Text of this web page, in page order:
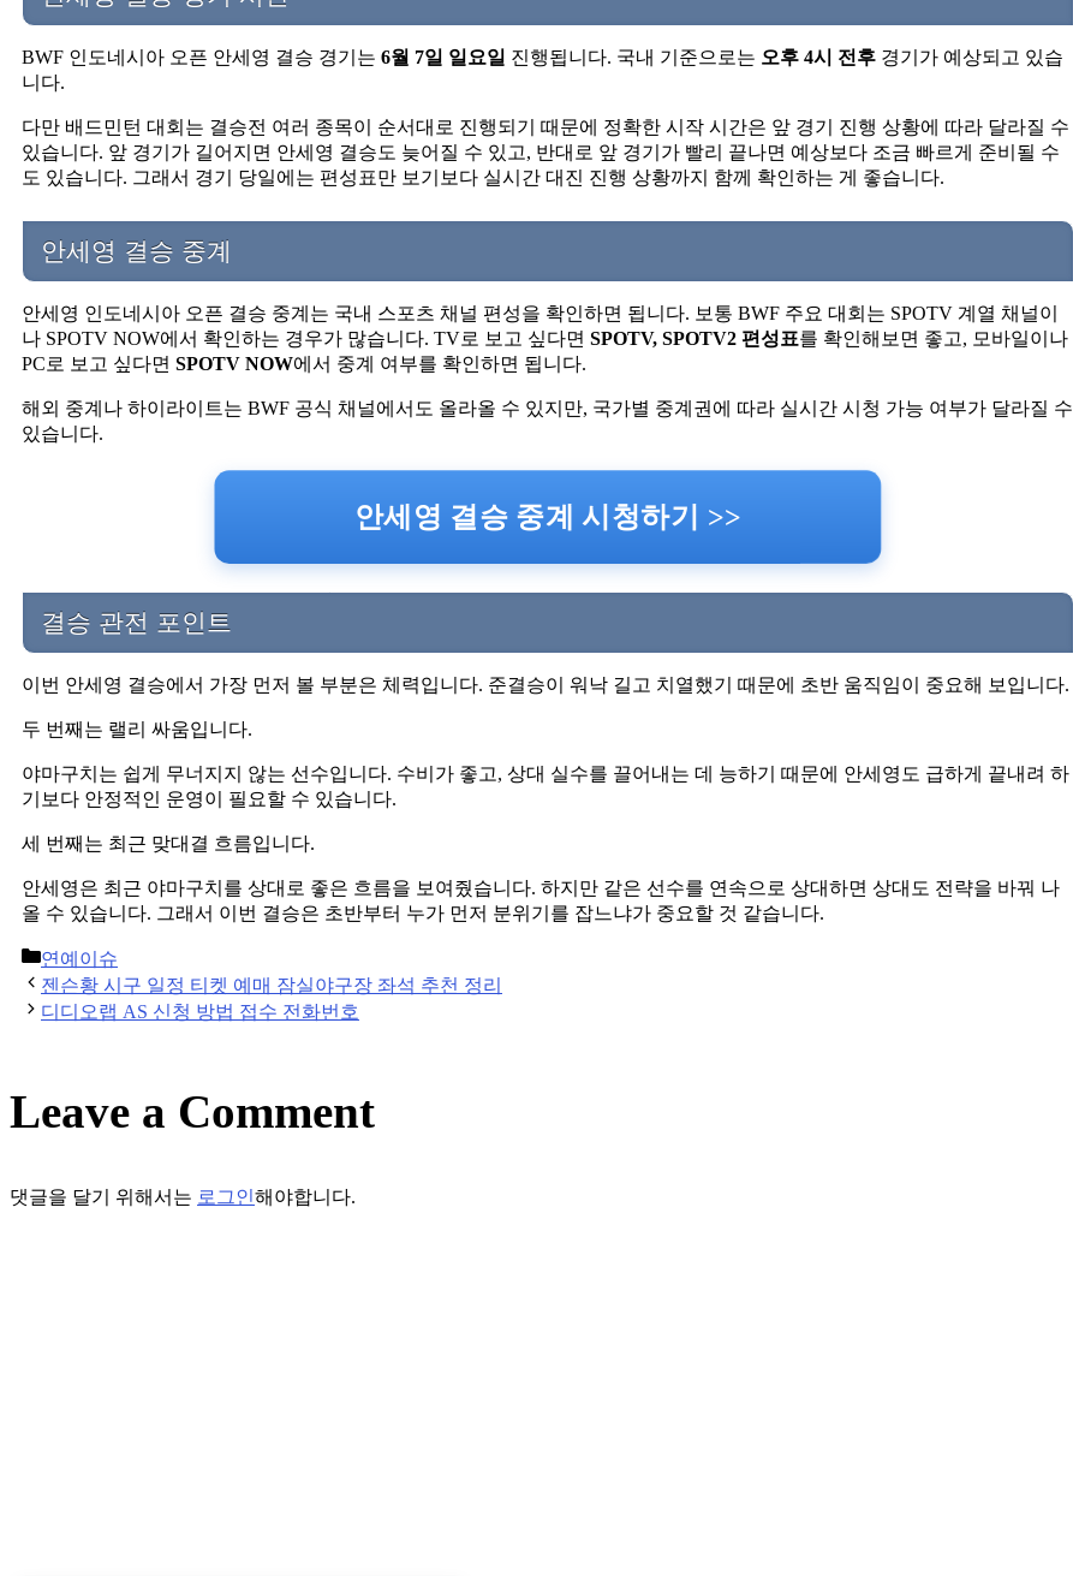
BWF 인도네시아 오픈 안세영 결승 경기는 6월 7일 일요일 진행됩니다. 국내 기준으로는 오후 4시 전후 경기가 예상되고 있습
니다.
다만 배드민턴 대회는 결승전 여러 종목이 순서대로 진행되기 때문에 정확한 시작 시간은 앞 경기 진행 상황에 따라 달라질 수
있습니다. 앞 경기가 길어지면 안세영 결승도 늦어질 수 있고, 반대로 앞 경기가 빨리 끝나면 예상보다 조금 빠르게 준비될 수
도 있습니다. 그래서 경기 당일에는 편성표만 보기보다 실시간 대진 진행 상황까지 함께 확인하는 게 좋습니다.
안세영 결승 중계
안세영 인도네시아 오픈 결승 중계는 국내 스포츠 채널 편성을 확인하면 됩니다. 보통 BWF 주요 대회는 SPOTV 계열 채널이
나 SPOTV NOW에서 확인하는 경우가 많습니다. TV로 보고 싶다면 SPOTV, SPOTV2 편성표를 확인해보면 좋고, 모바일이나
PC로 보고 싶다면 SPOTV NOW에서 중계 여부를 확인하면 됩니다.
해외 중계나 하이라이트는 BWF 공식 채널에서도 올라올 수 있지만, 국가별 중계권에 따라 실시간 시청 가능 여부가 달라질 수
있습니다.
안세영 결승 중계 시청하기 >>
결승 관전 포인트
이번 안세영 결승에서 가장 먼저 볼 부분은 체력입니다. 준결승이 워낙 길고 치열했기 때문에 초반 움직임이 중요해 보입니다.
두 번째는 랠리 싸움입니다.
야마구치는 쉽게 무너지지 않는 선수입니다. 수비가 좋고, 상대 실수를 끌어내는 데 능하기 때문에 안세영도 급하게 끝내려 하
기보다 안정적인 운영이 필요할 수 있습니다.
세 번째는 최근 맞대결 흐름입니다.
안세영은 최근 야마구치를 상대로 좋은 흐름을 보여줬습니다. 하지만 같은 선수를 연속으로 상대하면 상대도 전략을 바꿔 나
올 수 있습니다. 그래서 이번 결승은 초반부터 누가 먼저 분위기를 잡느냐가 중요할 것 같습니다.
Categories
연예이슈
Post
navigation
젠슨황 시구 일정 티켓 예매 잠실야구장 좌석 추천 정리
디디오랩 AS 신청 방법 접수 전화번호
Leave a Comment
댓글을 달기 위해서는 로그인해야합니다.